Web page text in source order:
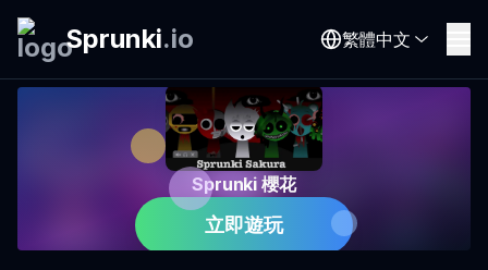
Sprunki.io 繁體中文
Sprunki 櫻花
立即遊玩